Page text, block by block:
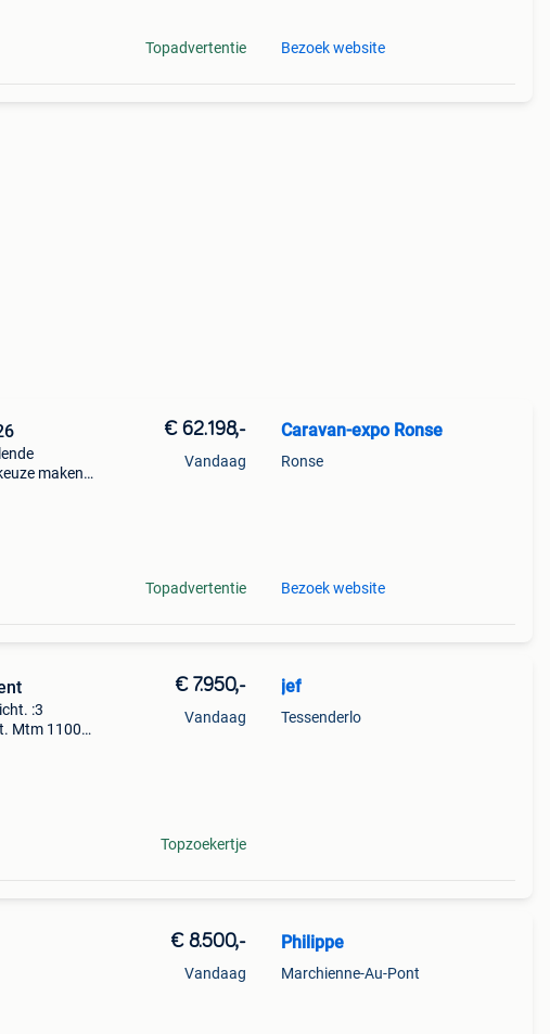
Topadvertentie Bezoek website
maken
€ 62.198,-
Vandaag
Topadvertentie
Caravan-expo Ronse
Ronse
Bezoek website
:3
Mtm 1100
€ 7.950,-
Vandaag
Topzoekertje
jef
Tessenderlo
€ 8.500,-
Vandaag
Philippe
Marchienne-Au-Pont